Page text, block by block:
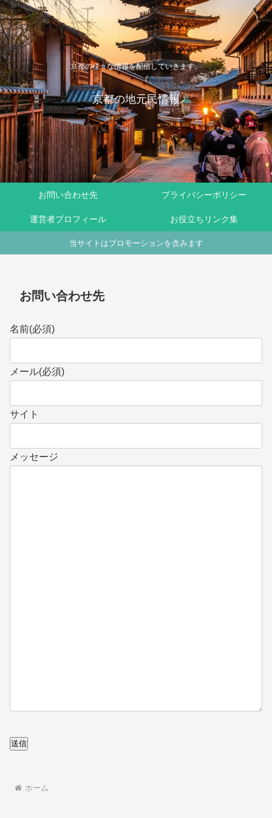
京都の様々な情報を配信していきます。
京都の地元民情報
お問い合わせ先 プライバシーポリシー
運営者プロフィール お役立ちリンク集
当サイトはプロモーションを含みます
お問い合わせ先
名前(必須)
メール(必須)
サイト
メッセージ
送信
ホーム